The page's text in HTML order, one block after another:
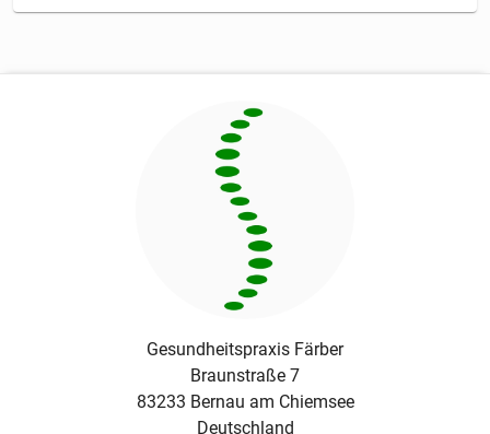
Gesundheitspraxis Färber
Braunstraße 7
83233 Bernau am Chiemsee
Deutschland